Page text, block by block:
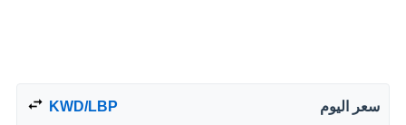
سعر اليوم KWD/LBP